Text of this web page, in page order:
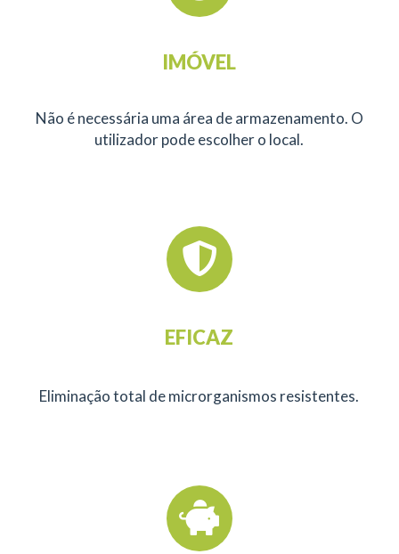
IMÓVEL
Não é necessária uma área de armazenamento. O
utilizador pode escolher o local.
EFICAZ
Eliminação total de microrganismos resistentes.